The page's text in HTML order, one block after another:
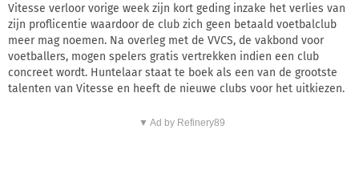
Vitesse verloor vorige week zijn kort geding inzake het verlies van
zijn proflicentie waardoor de club zich geen betaald voetbalclub
meer mag noemen. Na overleg met de VVCS, de vakbond voor
voetballers, mogen spelers gratis vertrekken indien een club
concreet wordt. Huntelaar staat te boek als een van de grootste
talenten van Vitesse en heeft de nieuwe clubs voor het uitkiezen.
▼ Ad by Refinery89